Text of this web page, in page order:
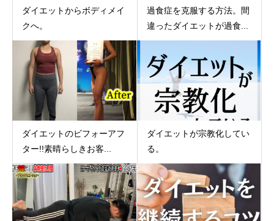
ダイエットからボディメイ
クへ。
過食症を克服する方法。間
違ったダイエットが過食...
ダイエットのビフォーアフ
ター!!素晴らしきお客...
ダイエットが宗教化してい
る。